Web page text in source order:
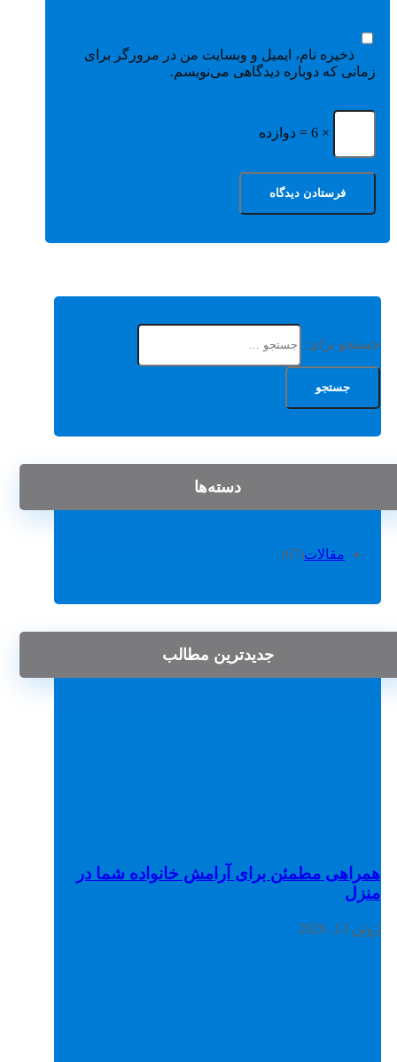
ذخیره نام، ایمیل و وبسایت من در مرورگر برای
زمانی که دوباره دیدگاهی می‌نویسم.
× 6 = دوازده
جستجو برای:
دسته‌ها
مقالات(67)
جدیدترین مطالب
همراهی مطمئن برای آرامش خانواده شما در
منزل
ژوئن 13, 2026